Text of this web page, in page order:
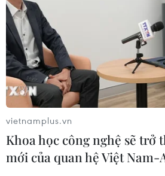
vietnamplus.vn
Khoa học công nghệ sẽ trở
mới của quan hệ Việt Nam-